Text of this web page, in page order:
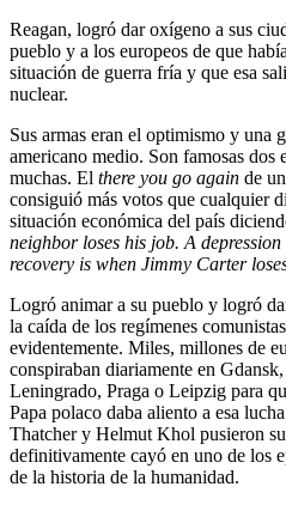
Reagan, logró dar oxígeno a sus
pueblo y a los europeos de que
situación de guerra fría y que esa
nuclear.
Sus armas eran el optimismo y una
americano medio. Son famosas dos
muchas. El there you go again de
consiguió más votos que cualquier
situación económica del país
neighbor loses his job. A
recovery is when Jimmy Carter
Logró animar a su pueblo y logró
la caída de los regímenes
evidentemente. Miles, millones de
conspiraban diariamente en
Leningrado, Praga o Leipzig para
Papa polaco daba aliento a esa
Thatcher y Helmut Khol pusieron
definitivamente cayó en uno de los
de la historia de la humanidad.